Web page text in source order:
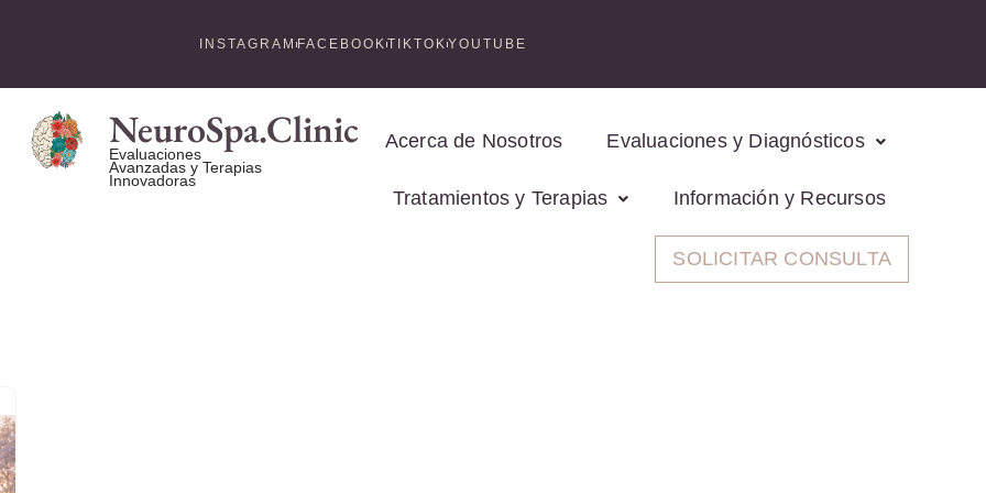
INSTAGRAM FACEBOOKTIKTOKYOUTUBE
NeuroSpa.Clinic
Evaluaciones
Avanzadas y Terapias
Innovadoras
Acerca de Nosotros Evaluaciones y Diagnósticos
Tratamientos y Terapias Información y Recursos
SOLICITAR CONSULTA